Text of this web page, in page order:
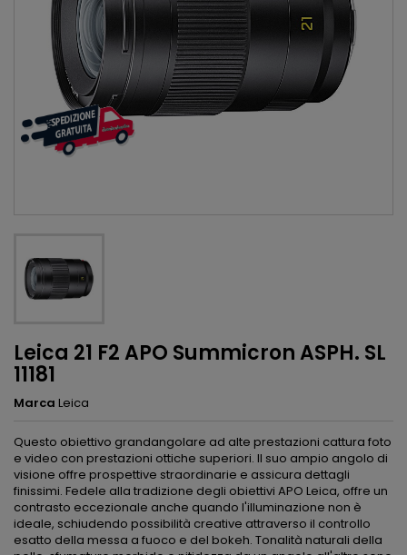
Leica 21 F2 APO Summicron ASPH. SL
11181
Marca Leica
Questo obiettivo grandangolare ad alte prestazioni cattura foto
e video con prestazioni ottiche superiori. Il suo ampio angolo di
visione offre prospettive straordinarie e assicura dettagli
finissimi. Fedele alla tradizione degli obiettivi APO Leica, offre un
contrasto eccezionale anche quando l'illuminazione non è
ideale, schiudendo possibilità creative attraverso il controllo
esatto della messa a fuoco e del bokeh. Tonalità naturali della